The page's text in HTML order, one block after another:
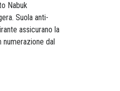
Nabuk
Suola anti-
assicurano la
dal